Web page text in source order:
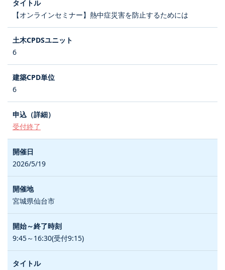
【オンラインセミナー】熱中症災害を防止するためには
6
6
受付終了
2026/5/19
宮城県仙台市
9:45～16:30(受付9:15)